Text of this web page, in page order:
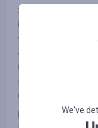
3. Обраний Вами
інтернет-магазинах
«ІНФОРМАЦІЯ/
4. Після оплати
відмовилися від
5. Ви не
блокувальники
ГарантуємоWe've